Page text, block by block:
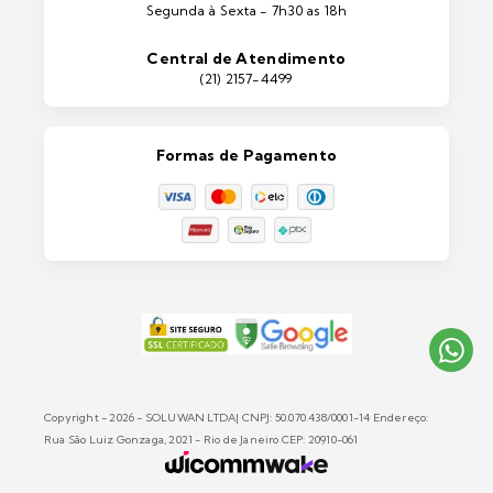
Máquinas e Equipamentos
Lixeiras e Contentores
Segunda à Sexta - 7h30 as 18h
Central de Atendimento
(21) 2157-4499
Formas de Pagamento
Copyright - 2026 - SOLUWAN LTDA| CNPJ: 50.070.438/0001-14 Endereço:
Rua São Luiz Gonzaga, 2021 - Rio de Janeiro CEP: 20910-061